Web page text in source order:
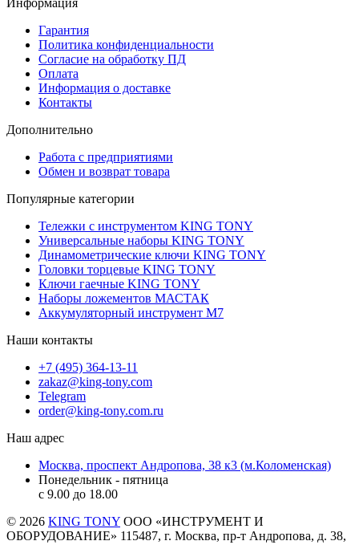
Гарантия
Политика конфиденциальности
Согласие на обработку ПД
Оплата
Информация о доставке
Контакты
Дополнительно
Работа с предприятиями
Обмен и возврат товара
Популярные категории
Тележки с инструментом KING TONY
Универсальные наборы KING TONY
Динамометрические ключи KING TONY
Головки торцевые KING TONY
Ключи гаечные KING TONY
Наборы ложементов МАСТАК
Аккумуляторный инструмент M7
Наши контакты
+7 (495) 364-13-11
zakaz@king-tony.com
Telegram
order@king-tony.com.ru
Наш адрес
Москва, проспект Андропова, 38 к3 (м.Коломенская)
Понедельник - пятница
c 9.00 до 18.00
© 2026 KING TONY ООО «ИНСТРУМЕНТ И
ОБОРУДОВАНИЕ» 115487, г. Москва, пр-т Андропова, д. 38,